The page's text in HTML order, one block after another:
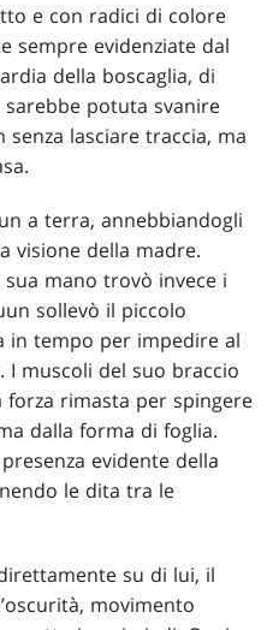
e con radici di colore
sempre evidenziate dal
della boscaglia, di
sarebbe potuta svanire
lasciare traccia, ma
a terra, annebbiandogli
visione della madre.
sua mano trovò invece i
sollevò il piccolo
in tempo per impedire al
muscoli del suo braccio
rimasta per spingere
dalla forma di foglia.
evidente della
le dita tra le
su di lui, il
movimento